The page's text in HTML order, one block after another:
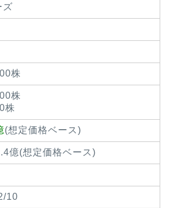
ズ
株
株
株
(想定価格ベース)
億(想定価格ベース)
10